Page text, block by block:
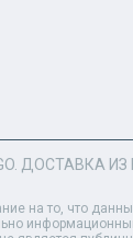
. ДОСТАВКА ИЗ
на то, что